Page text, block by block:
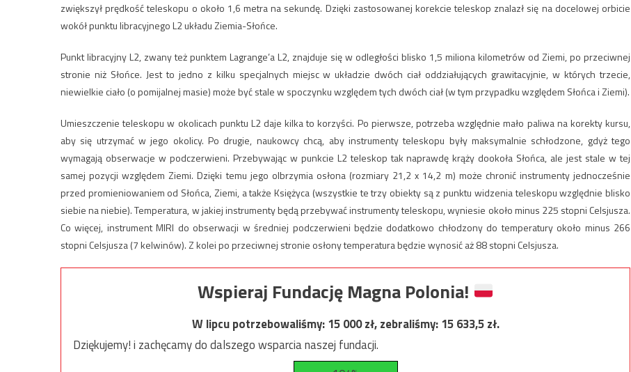
zwiększył prędkość teleskopu o około 1,6 metra na sekundę. Dzięki zastosowanej korekcie teleskop znalazł się na docelowej orbicie
wokół punktu libracyjnego L2 układu Ziemia-Słońce.
Punkt libracyjny L2, zwany też punktem Lagrange’a L2, znajduje się w odległości blisko 1,5 miliona kilometrów od Ziemi, po przeciwnej
stronie niż Słońce. Jest to jedno z kilku specjalnych miejsc w układzie dwóch ciał oddziałujących grawitacyjnie, w których trzecie,
niewielkie ciało (o pomijalnej masie) może być stale w spoczynku względem tych dwóch ciał (w tym przypadku względem Słońca i Ziemi).
Umieszczenie teleskopu w okolicach punktu L2 daje kilka to korzyści. Po pierwsze, potrzeba względnie mało paliwa na korekty kursu,
aby się utrzymać w jego okolicy. Po drugie, naukowcy chcą, aby instrumenty teleskopu były maksymalnie schłodzone, gdyż tego
wymagają obserwacje w podczerwieni. Przebywając w punkcie L2 teleskop tak naprawdę krąży dookoła Słońca, ale jest stale w tej
samej pozycji względem Ziemi. Dzięki temu jego olbrzymia osłona (rozmiary 21,2 x 14,2 m) może chronić instrumenty jednocześnie
przed promieniowaniem od Słońca, Ziemi, a także Księżyca (wszystkie te trzy obiekty są z punktu widzenia teleskopu względnie blisko
siebie na niebie). Temperatura, w jakiej instrumenty będą przebywać instrumenty teleskopu, wyniesie około minus 225 stopni Celsjusza.
Co więcej, instrument MIRI do obserwacji w średniej podczerwieni będzie dodatkowo chłodzony do temperatury około minus 266
stopni Celsjusza (7 kelwinów). Z kolei po przeciwnej stronie osłony temperatura będzie wynosić aż 88 stopni Celsjusza.
Wspieraj Fundację Magna Polonia!
W lipcu potrzebowaliśmy:15 000zł, zebraliśmy:15 633,5zł.
Dziękujemy! i zachęcamy do dalszego wsparcia naszej fundacji.